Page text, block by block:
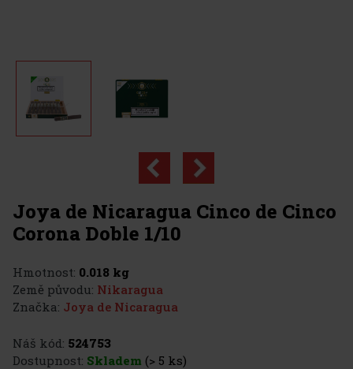
Joya de Nicaragua Cinco de Cinco
Corona Doble 1/10
Hmotnost: 0.018 kg
Země původu: Nikaragua
Značka: Joya de Nicaragua
Náš kód: 524753
Dostupnost: Skladem (> 5 ks)